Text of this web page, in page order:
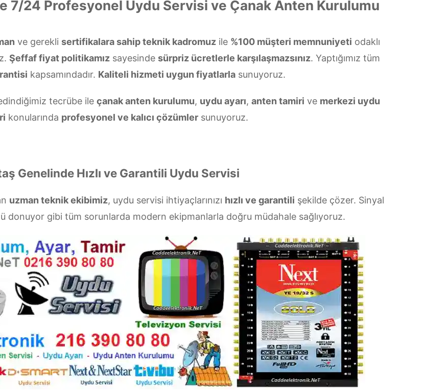
7/24 Profesyonel Uydu Servisi ve Çanak Anten Kurulumu
ve gerekli sertifikalara sahip teknik kadromuzile %100 müşteri memnuniyeti odaklı
Şeffaf fiyat politikamızsayesinde sürpriz ücretlerle karşılaşmazsınız. Yaptığımız tüm
kapsamındadır. Kaliteli hizmeti uygun fiyatlarla sunuyoruz.
tecrübe ile çanak anten kurulumu, uydu ayarı, anten tamiri ve merkezi uydu
konularında profesyonel ve kalıcı çözümler sunuyoruz.
Genelinde Hızlı ve Garantili Uydu Servisi
uzman teknik ekibimiz, uydu servisi ihtiyaçlarınızı hızlı ve garantili şekilde çözer. Sinyal
donuyor gibi tüm sorunlarda modern ekipmanlarla doğru müdahale sağlıyoruz.